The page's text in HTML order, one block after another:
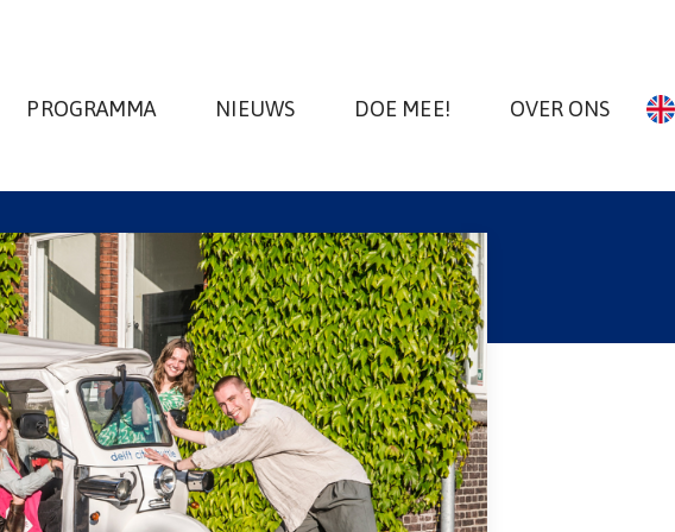
PROGRAMMA NIEUWS DOE MEE! OVER ONS